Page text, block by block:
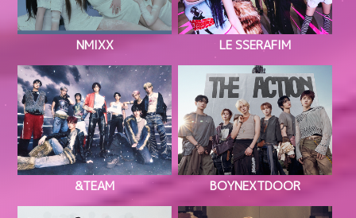
NMIXX LE SSERAFIM
&TEAM BOYNEXTDOOR